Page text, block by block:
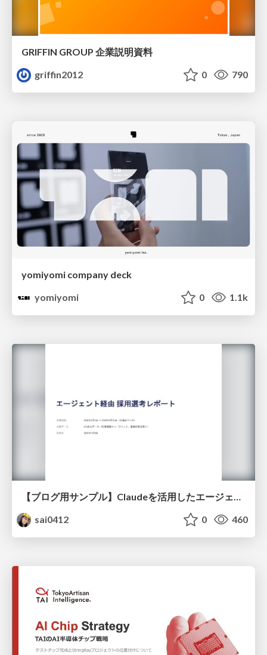
GRIFFIN GROUP 企業説明資料
griffin2012
0 790
yomiyomi company deck
yomiyomi
0 1.1k
【ブログ用サンプル】Claudeを活用したエージェント分析レポート自動生成例
sai0412
0 460